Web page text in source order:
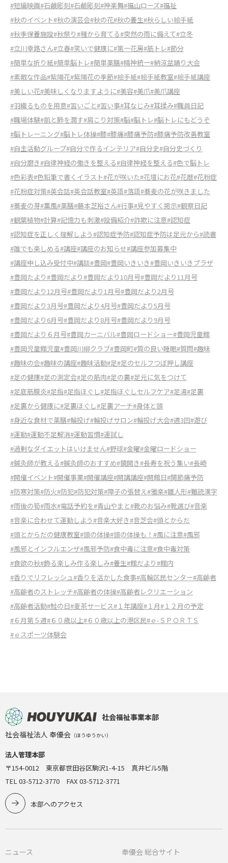
#短編映画#石鹸彫刻#石鹼彫刻#神楽舞#福山ローズ#福祉
#秋のイベント#秋の演芸会#秋の花#秋の養生#秋らしい絵手紙
#秋季保養施設#秋祭り#種から育てる#突然の雨に備えて#立冬
#立川幸路さん#立春#笑いで健康に#第一花房#筋トレ#節分
#簡単な折り紙#簡単脳トレ#簡単薬膳#精神統一#納涼盆踊り大会
#素敵な作品#紫陽花#紫陽花の季節#絵手紙#絵手紙教室#絵手紙講座
#美しい花#美味しくなりますように#美容#美爪#美爪講座
#羽織るものを用意#習いごと#習い事#耳なじみ#耳揉み#職員日記
#職場体験#肌と肺を潤す#肩こり対策#脳#脳トレ#脳トレにもどうぞ
#脳トレーニング#脳トレ体操#膝#膝痛#膝痛予防#膝痛予防改善教室
#自主活動グループ#自分で作るインテリア#自分史#自分史づくり
#自分磨き#自律神経の働きを整える#自律神経を整える#色で脳トレ
#色彩表#色鉛筆で書くイラスト#花が咲いた#花壇にお花#花暦#花粉症
#花粉症対策#英会話#英会話教室#英語#落語#蕎麦の花が咲きました
#蕎麦の芽#薫風#薬膳#藤本芝裕さん#行事#見やすく掲示#観察日記
#観葉植物#計算#記憶力も刺激#設備紹介#詐欺に注意#認知症
#認知症を正しく理解しよう#認知症予防#認知症予防は足元から#読書
#誰でも楽しめる#講座#講座のお知らせ#講座参加募集中
#講座申し込み受付中#講談#豊岡#豊岡いきいき#豊岡いきいきプラザ
#豊岡たより#豊岡だより#豊岡だより10月号#豊岡だより11月号
#豊岡だより12月号#豊岡だより1月号#豊岡だより2月号
#豊岡だより3月号#豊岡だより4月号#豊岡だより5月号
#豊岡だより6月号#豊岡だより8月号#豊岡だより9月号
#豊岡だより６月号#豊岡カーニバル#豊岡ロードショー#豊岡児童館
#豊岡児童館児童#豊岡川柳クラブ#豊岡町#質の良い睡眠#質問#趣味
#趣味の会#趣味の講座#趣味活動#足#足のセルフつぼ押し講座
#足の健康#足の測定会#足の筋肉#足の裏#足元に気をつけて
#足底筋膜炎#足指#足指ほぐし#足指ほぐしセルフケア#足湯#足裏
#足裏から健康に#足裏ほぐし#足裏アーチ#身体と頭
#身近な食材で薬膳#輪投げ#輪投げサロン#輪投げ大会#週3回#遊び
#運動#運動不足解消#運動習慣#運試し
#過剰なダイエットはいけません#野球#金曜#金曜ロードショー
#鍼灸師が教える#鍼灸師のおすすめ#鏡開き#長寿を祝う集い#長崎
#開催イベント#開催事業#開催講座#開講講座#開館日#関節痛予防
#防寒対策#防火#防犯#防犯対策#障子の張替え#雅楽#雛人形#難読漢字
#雨後の筍#雨水#電話予約を#青山やまと#靴のお悩み#靴選び#音楽
#音楽に合わせて運動しよう#音楽大好き#音芝会#頭とからだ
#頭とからだの健康教室#頭の体操#頭の体操も！ #風に注意#風邪
#風邪とインフルエンザ#風邪予防#食中毒に注意#食中毒対策
#食欲の秋#飾る楽しみ作る楽しみ#養生#館だより#館内
#香りでリフレッシュ#香りを活かした食事#高輪区民センター#高齢者
#高齢者のストレッチ#高齢者の体操#高齢者レクリエーション
#高齢者活動#鮭の日#麦茶サービス#１年講座#１月#１２月の予定
#６月第５週#６０歳以上#６０歳以上の港区民#ｅ-ＳＰＯＲＴＳ
#ｅスポーツ体験会
社会福祉事業本部
社会福祉法人 奉優会 （ほうゆうかい）
法人管理本部
〒154-0012 東京都世田谷区駒沢1-4-15 真井ビル5階
TEL 03-5712-3770 FAX 03-5712-3771
本部へのアクセス
ニュース 奉優会 総合サイト